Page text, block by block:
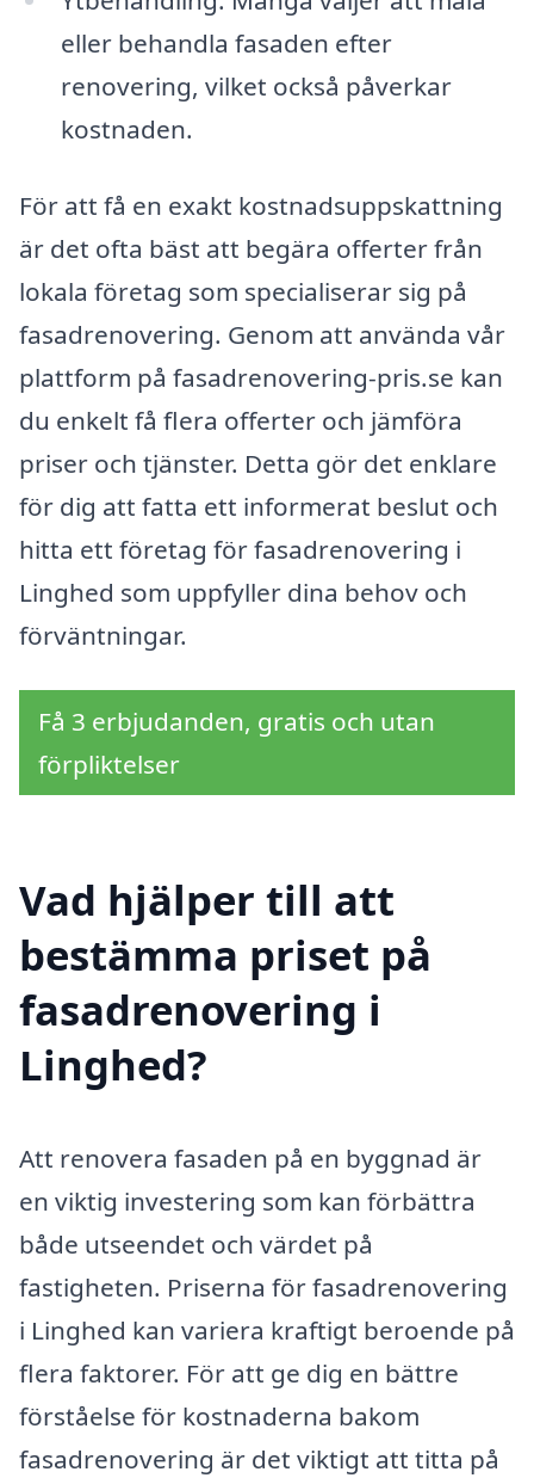
eller behandla fasaden efter
renovering, vilket också påverkar
kostnaden.
För att få en exakt kostnadsuppskattning
är det ofta bäst att begära offerter från
lokala företag som specialiserar sig på
fasadrenovering. Genom att använda vår
plattform på fasadrenovering-pris.se kan
du enkelt få flera offerter och jämföra
priser och tjänster. Detta gör det enklare
för dig att fatta ett informerat beslut och
hitta ett företag för fasadrenovering i
Linghed som uppfyller dina behov och
förväntningar.
Få 3 erbjudanden, gratis och utan
förpliktelser
Vad hjälper till att
bestämma priset på
fasadrenovering i
Linghed?
Att renovera fasaden på en byggnad är
en viktig investering som kan förbättra
både utseendet och värdet på
fastigheten. Priserna för fasadrenovering
i Linghed kan variera kraftigt beroende på
flera faktorer. För att ge dig en bättre
förståelse för kostnaderna bakom
fasadrenovering är det viktigt att titta på